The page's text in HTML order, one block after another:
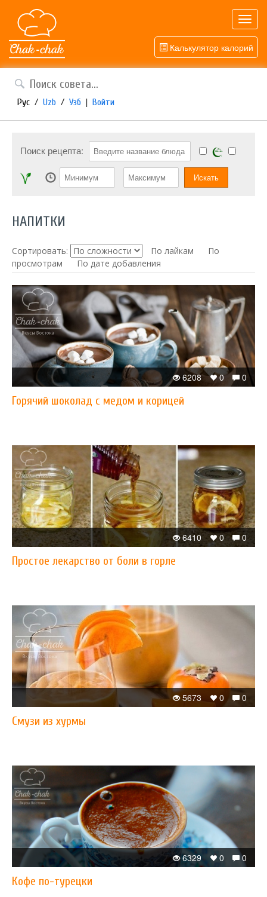
Калькулятор калорий
Рус / Uzb / Узб | Войти
Поиск рецепта:
НАПИТКИ
Сортировать: По лайкам
По
просмотрам
По дате добавления
0
0
6208
Горячий шоколад с медом и корицей
0
0
6410
Простое лекарство от боли в горле
0
0
5673
Смузи из хурмы
0
0
6329
Кофе по-турецки